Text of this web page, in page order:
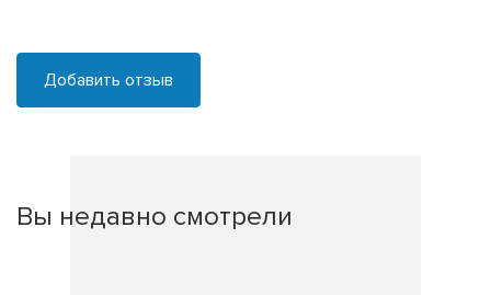
Добавить отзыв
Вы недавно смотрели